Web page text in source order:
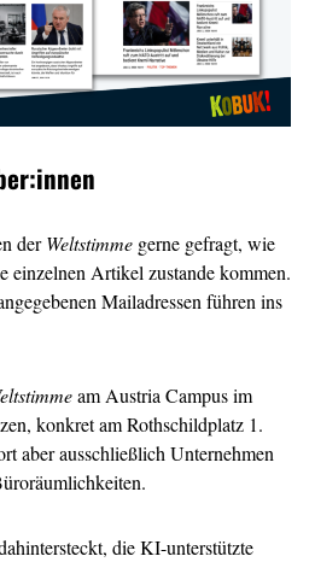
derWeltstimme gerne gefragt, wie
einzelnen Artikel zustande kommen.
Mailadressen führen ins
am Austria Campus im
konkret am Rothschildplatz 1.
aber ausschließlich Unternehmen
die KI-unterstützte